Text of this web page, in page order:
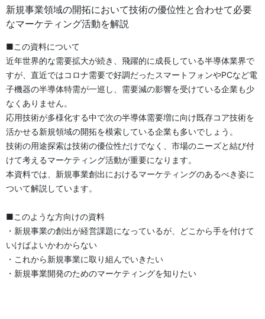
新規事業領域の開拓において技術の優位性と合わせて必要
なマーケティング活動を解説
■この資料について
近年世界的な需要拡大が続き、飛躍的に成長している半導体業界で
すが、直近ではコロナ需要で好調だったスマートフォンやPCなど電
子機器の半導体特需が一巡し、需要減の影響を受けている企業も少
なくありません。
応用技術が多様化する中で次の半導体需要増に向け既存コア技術を
活かせる新規領域の開拓を模索している企業も多いでしょう。
技術の用途探索は技術の優位性だけでなく、市場のニーズと結び付
けて考えるマーケティング活動が重要になります。
本資料では、新規事業創出におけるマーケティングのあるべき姿に
ついて解説しています。
■このような方向けの資料
・新規事業の創出が経営課題になっているが、どこから手を付けて
いけばよいかわからない
・これから新規事業に取り組んでいきたい
・新規事業開発のためのマーケティングを知りたい